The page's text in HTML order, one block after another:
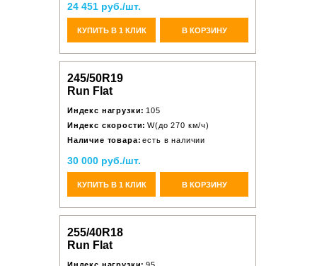
24 451 руб./шт.
КУПИТЬ В 1 КЛИК В КОРЗИНУ
245/50R19
Run Flat
Индекс нагрузки: 105
Индекс скорости: W(до 270 км/ч)
Наличие товара: есть в наличии
30 000 руб./шт.
КУПИТЬ В 1 КЛИК В КОРЗИНУ
255/40R18
Run Flat